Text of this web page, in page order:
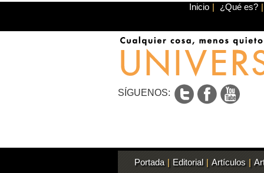
Inicio | ¿Qué es? |
SÍGUENOS:
Portada | Editorial | Artículos |